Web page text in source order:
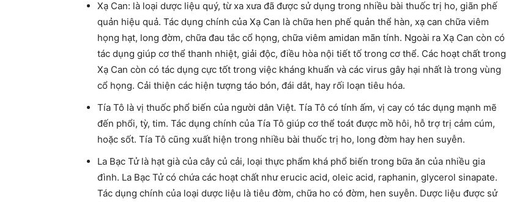
Xạ Can: là loại dược liệu quý, từ xa xưa đã được sử dụng trong nhiều bài thuốc trị ho, giãn phế
quản hiệu quả. Tác dụng chính của Xạ Can là chữa hen phế quản thể hàn, xạ can chữa viêm
họng hạt, long đờm, chữa đau tắc cổ họng, chữa viêm amidan mãn tính. Ngoài ra Xạ Can còn có
tác dụng giúp cơ thể thanh nhiệt, giải độc, điều hòa nội tiết tố trong cơ thể. Các hoạt chất trong
Xạ Can còn có tác dụng cực tốt trong việc kháng khuẩn và các virus gây hại nhất là trong vùng
cổ họng. Cải thiện các hiện tượng táo bón, đái dắt, hay rối loạn tiêu hóa.
Tía Tô là vị thuốc phổ biến của người dân Việt. Tía Tô có tính ấm, vị cay có tác dụng mạnh mẽ
đến phổi, tỳ, tim. Tác dụng chính của Tía Tô giúp cơ thể toát được mồ hôi, hỗ trợ trị cảm cúm,
hoặc sốt. Tía Tô cũng xuất hiện trong nhiều bài thuốc trị ho, long đờm hay hen suyễn.
La Bạc Tử là hạt già của cây củ cải, loại thực phẩm khá phổ biến trong bữa ăn của nhiều gia
đình. La Bạc Tử có chứa các hoạt chất như erucic acid, oleic acid, raphanin, glycerol sinapate.
Tác dụng chính của loại dược liệu là tiêu đờm, chữa ho có đờm, hen suyễn. Dược liệu được sử